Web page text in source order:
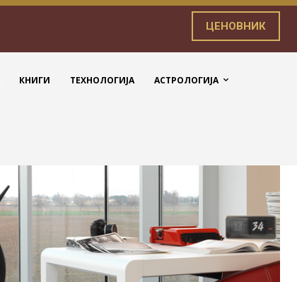
ЦЕНОВНИК
КНИГИ ТЕХНОЛОГИЈА АСТРОЛОГИЈА